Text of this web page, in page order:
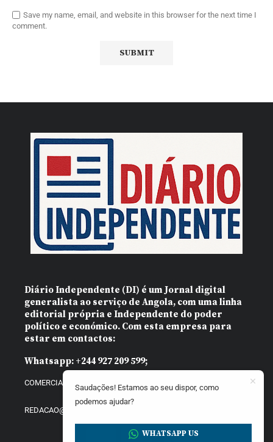
Save my name, email, and website in this browser for the next time I
comment.
Diário Independente (DI) é um Jornal digital
generalista ao serviço de Angola, com uma linha
editorial própria e Independente do poder
político e económico. Com esta empresa para
estar em contactos:
Whatsapp: +244 927 209 599;
COMERCIAL@DIARIOINDEPENDENTE.INFO
REDACAO@DIARIOINDEPENDENTE.INFO
Saudações! Estamos ao seu dispor, como
podemos ajudar?
WHATSAPP US